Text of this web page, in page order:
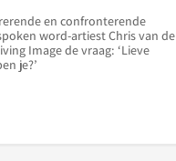
en confronterende
word-artiest Chris van de
Image de vraag: ‘Lieve
je?’